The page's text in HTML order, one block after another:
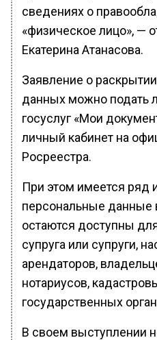
сведениях о
«физическое лицо», —
Екатерина Атанасова.
Заявление о
данных можно подать
госуслуг «Мои
личный кабинет на
Росреестра.
При этом имеется ряд
персональные данные
остаются доступны
супруга или супруги,
арендаторов,
нотариусов,
государственных
В своем выступлении